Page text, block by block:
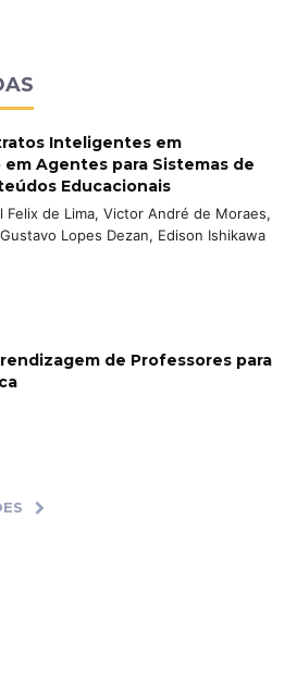
Inteligentes em
Agentes para Sistemas de
Educacionais
Felix de Lima, Victor André de Moraes,
Lopes Dezan, Edison Ishikawa
de Professores para